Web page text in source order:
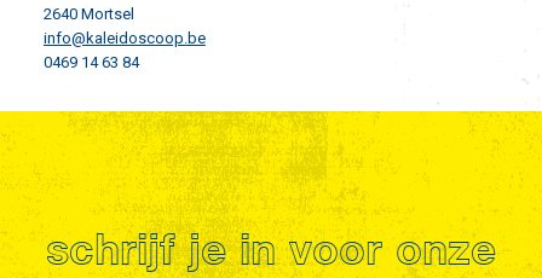
2640 Mortsel
info@kaleidoscoop.be
0469 14 63 84
schrijf je in voor onze